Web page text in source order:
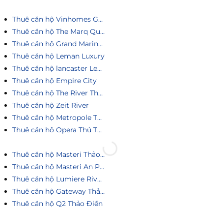
Thuê căn hộ Vinhomes Golden River
Thuê căn hộ The Marq Quận 1
Thuê căn hộ Grand Marina Saigon
Thuê căn hộ Leman Luxury
Thuê căn hộ lancaster Legacy
Thuê căn hộ Empire City
Thuê căn hộ The River Thủ Thiêm
Thuê căn hộ Zeit River
Thuê căn hộ Metropole Thủ Thiêm
Thuê căn hô Opera Thủ Thiêm
Thuê căn hộ Masteri Thảo Điền
Thuê căn hộ Masteri An Phú
Thuê căn hộ Lumiere Riverside
Thuê căn hộ Gateway Thảo Điền
Thuê căn hộ Q2 Thảo Điền